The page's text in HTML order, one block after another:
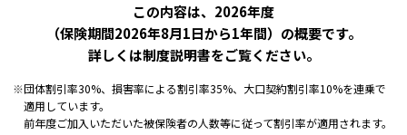
この内容は、2026年度
（保険期間2026年8月1日から1年間）の概要です。
詳しくは制度説明書をご覧ください。
※団体割引率30%、損害率による割引率35%、大口契約割引率10%を連乗で
適用しています。
前年度ご加入いただいた被保険者の人数等に従って割引率が適用されます。